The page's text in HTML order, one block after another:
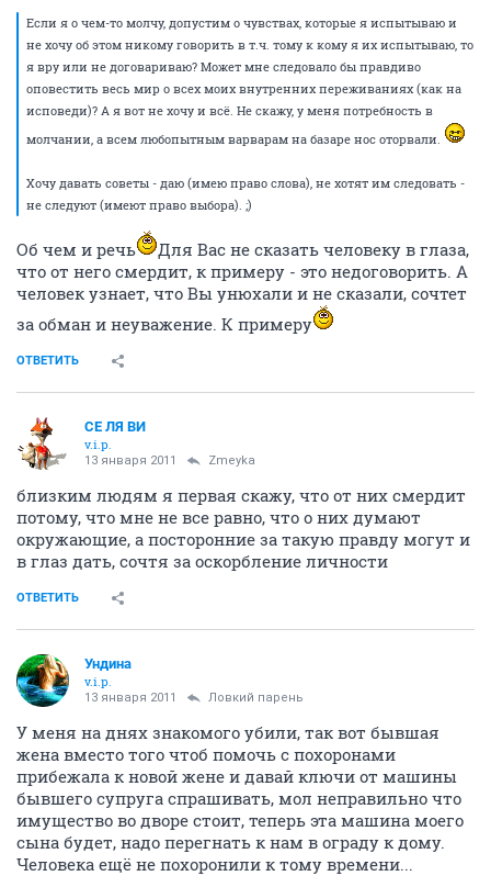
Если я о чем-то молчу, допустим о чувствах, которые я испытываю и
не хочу об этом никому говорить в т.ч. тому к кому я их испытываю, то
я вру или не договариваю? Может мне следовало бы правдиво
оповестить весь мир о всех моих внутренних переживаниях (как на
исповеди)? А я вот не хочу и всё. Не скажу, у меня потребность в
молчании, а всем любопытным варварам на базаре нос оторвали.
Хочу давать советы - даю (имею право слова), не хотят им следовать -
не следуют (имеют право выбора). ;)
Об чем и речь
Для Вас не сказать человеку в глаза,
что от него смердит, к примеру - это недоговорить. А
человек узнает, что Вы унюхали и не сказали, сочтет
за обман и неуважение. К примеру
ОТВЕТИТЬ
СЕ ЛЯ ВИ
v.i.p.
13 января 2011 Zmeyka
близким людям я первая скажу, что от них смердит
потому, что мне не все равно, что о них думают
окружающие, а посторонние за такую правду могут и
в глаз дать, сочтя за оскорбление личности
ОТВЕТИТЬ
Ундина
v.i.p.
13 января 2011 Ловкий парень
У меня на днях знакомого убили, так вот бывшая
жена вместо того чтоб помочь с похоронами
прибежала к новой жене и давай ключи от машины
бывшего супруга спрашивать, мол неправильно что
имущество во дворе стоит, теперь эта машина моего
сына будет, надо перегнать к нам в ограду к дому.
Человека ещё не похоронили к тому времени...